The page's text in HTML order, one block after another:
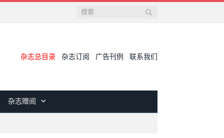
杂志总目录 杂志订阅 广告刊例 联系我们
杂志赠阅